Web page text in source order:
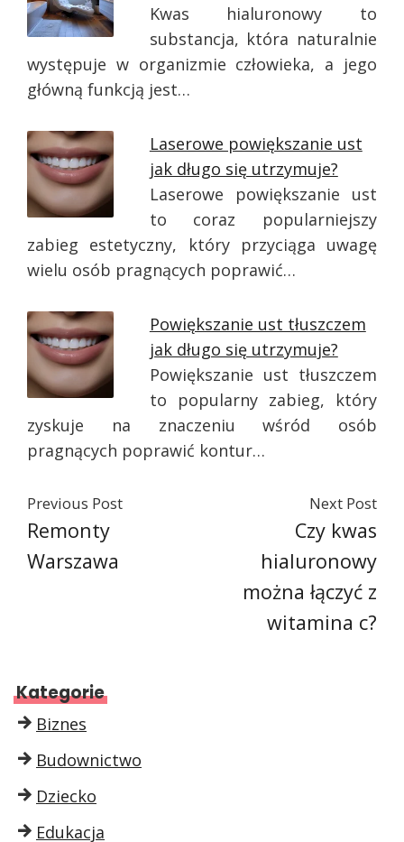
Kwas hialuronowy to
substancja, która naturalnie
występuje w organizmie człowieka, a jego
główną funkcją jest…
Laserowe powiększanie ust
jak długo się utrzymuje?
Laserowe powiększanie ust
to coraz popularniejszy
zabieg estetyczny, który przyciąga uwagę
wielu osób pragnących poprawić…
Powiększanie ust tłuszczem
jak długo się utrzymuje?
Powiększanie ust tłuszczem
to popularny zabieg, który
zyskuje na znaczeniu wśród osób
pragnących poprawić kontur…
Previous Post
Remonty
Warszawa
Next Post
Czy kwas
hialuronowy
można łączyć z
witamina c?
Kategorie
Biznes
Budownictwo
Dziecko
Edukacja